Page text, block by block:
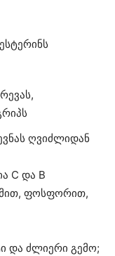
ღვიძლიდან
C და B
ფოსფორით,
და ძლიერი გემო;